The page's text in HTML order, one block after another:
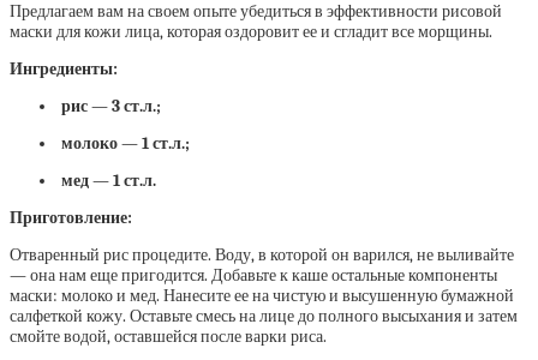
Предлагаем вам на своем опыте убедиться в эффективности рисовой
маски для кожи лица, которая оздоровит ее и сгладит все морщины.
Ингредиенты:
рис — 3 ст.л.;
молоко — 1 ст.л.;
мед — 1 ст.л.
Приготовление:
Отваренный рис процедите. Воду, в которой он варился, не выливайте
— она нам еще пригодится. Добавьте к каше остальные компоненты
маски: молоко и мед. Нанесите ее на чистую и высушенную бумажной
салфеткой кожу. Оставьте смесь на лице до полного высыхания и затем
смойте водой, оставшейся после варки риса.